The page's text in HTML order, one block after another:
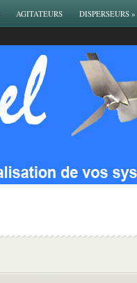
AGITATEURS DISPERSEURS »